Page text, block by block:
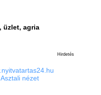
üzlet, agria
Hirdetés
Asztali nézet